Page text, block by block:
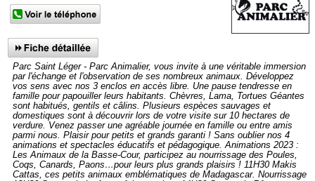
Parc Saint Léger - Parc Animalier, vous invite à une véritable immersion
par l'échange et l'observation de ses nombreux animaux. Développez
vos sens avec nos 3 enclos en accès libre. Une pause tendresse en
famille pour papouiller leurs habitants. Chèvres, Lama, Tortues Géantes
sont habitués, gentils et câlins. Plusieurs espèces sauvages et
domestiques sont à découvrir lors de votre visite sur 10 hectares de
verdure. Venez passer une agréable journée en famille ou entre amis
parmi nous. Plaisir pour petits et grands garanti ! Sans oublier nos 4
animations et spectacles éducatifs et pédagogique. Animations 2023 :
Les Animaux de la Basse-Cour, participez au nourrissage des Poules,
Coqs, Canards, Paons…pour leurs plus grands plaisirs ! 11H30 Makis
Cattas, ces petits animaux emblématiques de Madagascar. Nourrissage